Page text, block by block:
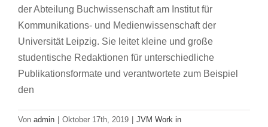
der Abteilung Buchwissenschaft am Institut für
Kommunikations- und Medienwissenschaft der
Universität Leipzig. Sie leitet kleine und große
studentische Redaktionen für unterschiedliche
Publikationsformate und verantwortete zum Beispiel
den
Von admin Oktober 17th, 2019 JVM Work in